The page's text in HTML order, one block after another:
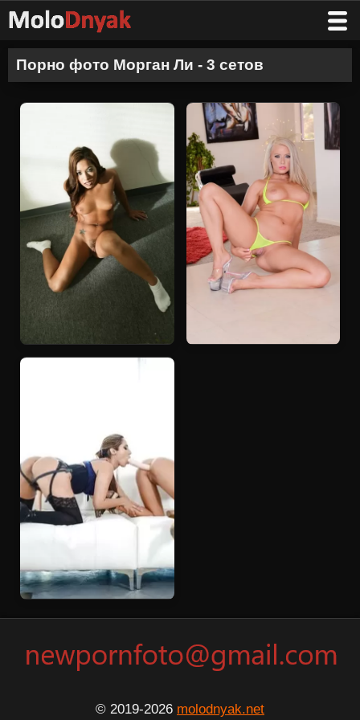
Порно фото Морган Ли - 3 сетов
© 2019-2026 molodnyak.net